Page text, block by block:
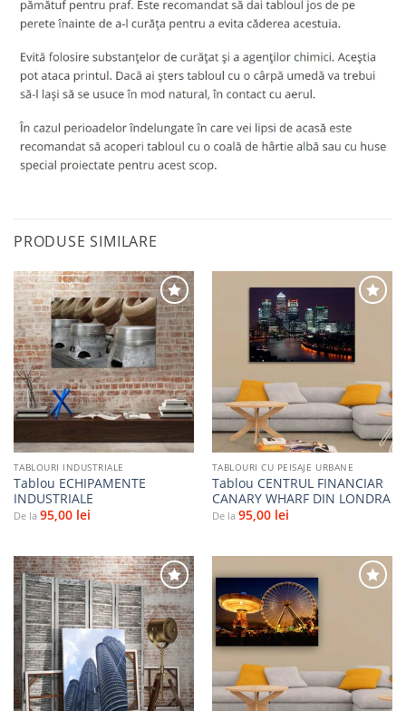
PRODUSE SIMILARE
Adaugă
la
favorite
TABLOURI INDUSTRIALE
Tablou ECHIPAMENTE
INDUSTRIALE
De la 95,00 lei
Adaugă
TABLOURI CU PEISAJE URBANE
Tablou CENTRUL FINANCIAR
CANARY WHARF DIN LONDRA
De la 95,00 lei
Adaugă
la
favorite